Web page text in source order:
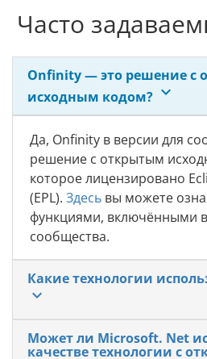
Часто
Onfinity — это решение с
исходным кодом? keyboard_arrow_down
Да, Onfinity в версии для
решение с открытым
которое лицензировано
(EPL). Здесьвы можете
функциями, включёнными
сообщества.
Какие технологии
keyboard_arrow_down
Может ли Microsoft. Net
качестве технологии с